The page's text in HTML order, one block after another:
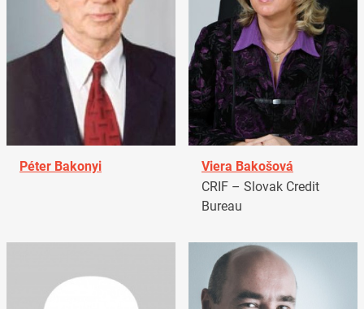
Péter Bakonyi
Viera Bakošová
CRIF – Slovak Credit
Bureau